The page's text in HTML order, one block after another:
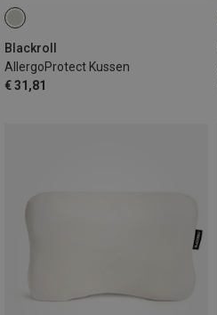
Blackroll
AllergoProtect Kussen
€ 31,81